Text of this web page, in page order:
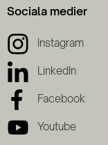
Sociala medier
Instagram
LinkedIn
Facebook
Youtube